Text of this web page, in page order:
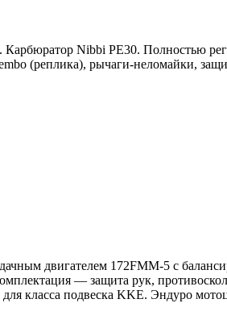
Nibbi PE30. Полностью
(реплика), рычаги-неломайки,
двигателем 172FMM-5 с
— защита рук,
класса подвеска KKE. Эндуро